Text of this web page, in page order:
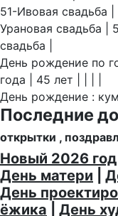
51-Ивовая свадьба
Урановая свадьба |
свадьба |
День рождение по
года | 45 лет | | | |
День рождение : кум
Последние
открытки ,
Новый 2026
День матери
День
ёжика
День